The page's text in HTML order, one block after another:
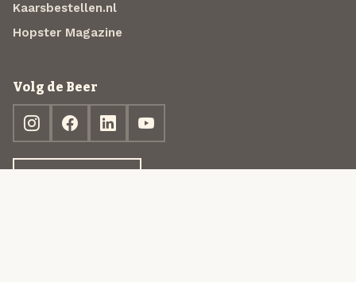
Kaarsbestellen.nl
Hopster Magazine
Volg de Beer